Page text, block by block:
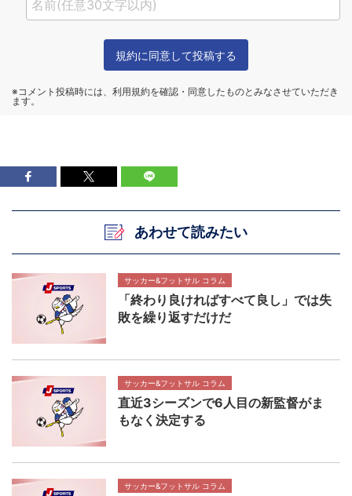
あわせて読みたい
サッカー&フットサル コラム
「終わり良ければすべて良し」では失
敗を繰り返すだけだ
サッカー&フットサル コラム
直近3シーズンで6人目の新監督がま
もなく決定する
サッカー&フットサル コラム